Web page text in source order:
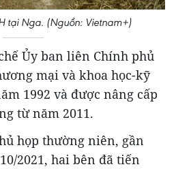
tại Nga. (Nguồn: Vietnam+)
Ủy ban liên Chính phủ
mại và khoa học-kỹ
1992 và được nâng cấp
từ năm 2011.
họp thường niên, gần
2021, hai bên đã tiến